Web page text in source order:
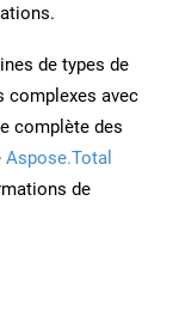
de types de
complexes avec
complète des
Aspose.Total
de